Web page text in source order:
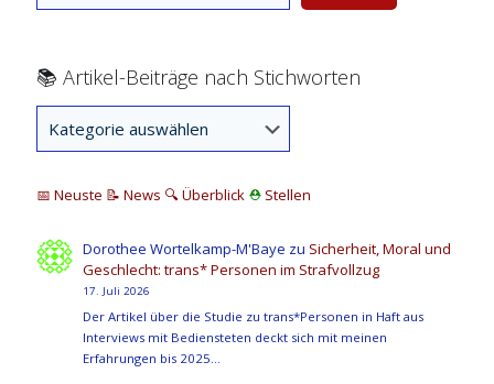
📚 Artikel-Beiträge nach Stichworten
📅 Neuste 📝 News 🔍 Überblick ⛑ Stellen
Dorothee Wortelkamp-M'Baye zu Sicherheit, Moral und
Geschlecht: trans* Personen im Strafvollzug
17. Juli 2026
Der Artikel über die Studie zu trans*Personen in Haft aus
Interviews mit Bediensteten deckt sich mit meinen
Erfahrungen bis 2025…